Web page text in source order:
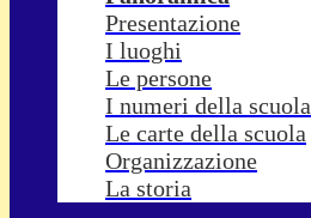
Presentazione
I luoghi
Le persone
I numeri della scuola
Le carte della scuola
Organizzazione
La storia